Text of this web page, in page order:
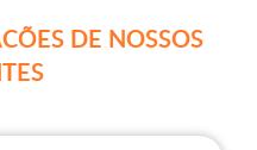
DE NOSSOS